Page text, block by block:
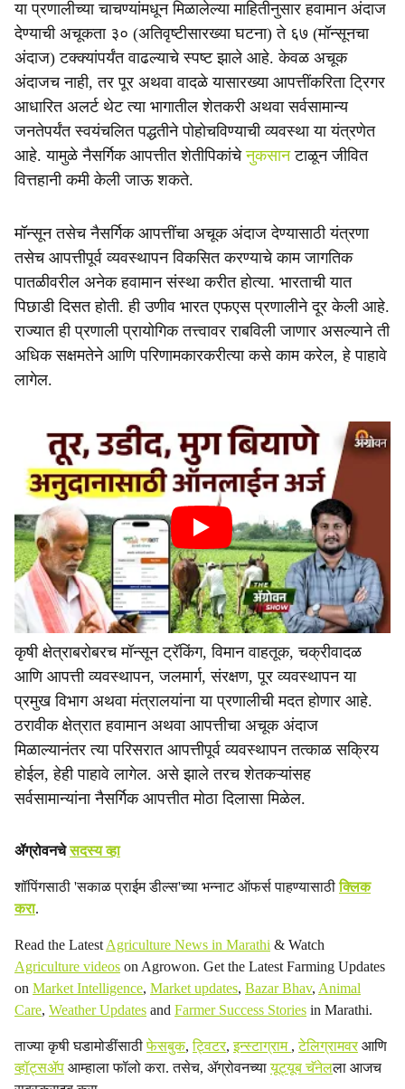
या प्रणालीच्या चाचण्यांमधून मिळालेल्या माहितीनुसार हवामान अंदाज
देण्याची अचूकता ३० (अतिवृष्टीसारख्या घटना) ते ६७ (मॉन्सूनचा
अंदाज) टक्क्यांपर्यंत वाढल्याचे स्पष्ट झाले आहे. केवळ अचूक
अंदाजच नाही, तर पूर अथवा वादळे यासारख्या आपत्तींकरिता ट्रिगर
आधारित अलर्ट थेट त्या भागातील शेतकरी अथवा सर्वसामान्य
जनतेपर्यंत स्वयंचलित पद्धतीने पोहोचविण्याची व्यवस्था या यंत्रणेत
आहे. यामुळे नैसर्गिक आपत्तीत शेतीपिकांचेनुकसानटाळून जीवित
वित्तहानी कमी केली जाऊ शकते.
मॉन्सून तसेच नैसर्गिक आपत्तींचा अचूक अंदाज देण्यासाठी यंत्रणा
तसेच आपत्तीपूर्व व्यवस्थापन विकसित करण्याचे काम जागतिक
पातळीवरील अनेक हवामान संस्था करीत होत्या. भारताची यात
पिछाडी दिसत होती. ही उणीव भारत एफएस प्रणालीने दूर केली आहे.
राज्यात ही प्रणाली प्रायोगिक तत्त्वावर राबविली जाणार असल्याने ती
अधिक सक्षमतेने आणि परिणामकारकरीत्या कसे काम करेल, हे पाहावे
लागेल.
कृषी क्षेत्राबरोबरच मॉन्सून ट्रॅकिंग, विमान वाहतूक, चक्रीवादळ
आणि आपत्ती व्यवस्थापन, जलमार्ग, संरक्षण, पूर व्यवस्थापन या
प्रमुख विभाग अथवा मंत्रालयांना या प्रणालीची मदत होणार आहे.
ठरावीक क्षेत्रात हवामान अथवा आपत्तीचा अचूक अंदाज
मिळाल्यानंतर त्या परिसरात आपत्तीपूर्व व्यवस्थापन तत्काळ सक्रिय
होईल, हेही पाहावे लागेल. असे झाले तरच शेतकऱ्यांसह
सर्वसामान्यांना नैसर्गिक आपत्तीत मोठा दिलासा मिळेल.
ॲग्रोवनचेसदस्य व्हा
शॉपिंगसाठी 'सकाळ प्राईम डील्स'च्या भन्नाट ऑफर्स पाहण्यासाठीक्लिक
करा.
Read the Latest Agriculture News in Marathi & Watch
Agriculture videos on Agrowon. Get the Latest Farming Updates
on Market Intelligence, Market updates, Bazar Bhav, Animal
Care, Weather Updates and Farmer Success Stories in Marathi.
ताज्या कृषी घडामोडींसाठीफेसबुक,ट्विटर,इन्स्टाग्राम ,टेलिग्रामवरआणि
व्हॉट्सॲप आम्हाला फॉलो करा. तसेच, ॲग्रोवनच्यायूट्यूब चॅनेलला आजच